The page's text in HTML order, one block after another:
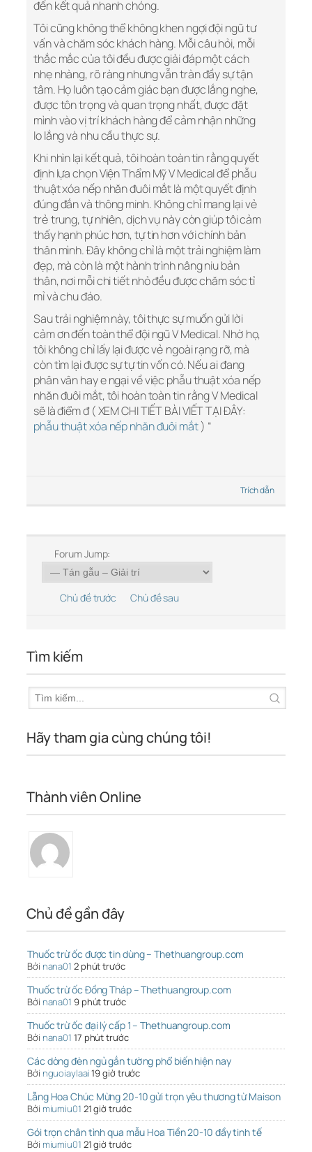
đến kết quả nhanh chóng.
Tôi cũng không thể không khen ngợi đội ngũ tư
vấn và chăm sóc khách hàng. Mỗi câu hỏi, mỗi
thắc mắc của tôi đều được giải đáp một cách
nhẹ nhàng, rõ ràng nhưng vẫn tràn đầy sự tận
tâm. Họ luôn tạo cảm giác bạn được lắng nghe,
được tôn trọng và quan trọng nhất, được đặt
mình vào vị trí khách hàng để cảm nhận những
lo lắng và nhu cầu thực sự.
Khi nhìn lại kết quả, tôi hoàn toàn tin rằng quyết
định lựa chọn Viện Thẩm Mỹ V Medical để phẫu
thuật xóa nếp nhăn đuôi mắt là một quyết định
đúng đắn và thông minh. Không chỉ mang lại vẻ
trẻ trung, tự nhiên, dịch vụ này còn giúp tôi cảm
thấy hạnh phúc hơn, tự tin hơn với chính bản
thân mình. Đây không chỉ là một trải nghiệm làm
đẹp, mà còn là một hành trình nâng niu bản
thân, nơi mỗi chi tiết nhỏ đều được chăm sóc tỉ
mỉ và chu đáo.
Sau trải nghiệm này, tôi thực sự muốn gửi lời
cảm ơn đến toàn thể đội ngũ V Medical. Nhờ họ,
tôi không chỉ lấy lại được vẻ ngoài rạng rỡ, mà
còn tìm lại được sự tự tin vốn có. Nếu ai đang
phân vân hay e ngại về việc phẫu thuật xóa nếp
nhăn đuôi mắt, tôi hoàn toàn tin rằng V Medical
sẽ là điểm đ ( XEM CHI TIẾT BÀI VIẾT TẠI ĐÂY:
phẫu thuật xóa nếp nhăn đuôi mắt) “
Trích dẫn
Forum Jump:
Chủ đề trước Chủ đề sau
Tìm kiếm
Hãy tham gia cùng chúng tôi!
Thành viên Online
Chủ đề gần đây
Thuốc trừ ốc được tin dùng – Thethuangroup.com
Bởi nana01 2 phút trước
Thuốc trừ ốc Đồng Tháp – Thethuangroup.com
Bởi nana01 9 phút trước
Thuốc trừ ốc đại lý cấp 1 – Thethuangroup.com
Bởi nana01 17 phút trước
Các dòng đèn ngủ gắn tường phổ biến hiện nay
Bởi nguoiaylaai19 giờ trước
Lẵng Hoa Chúc Mừng 20-10 gửi trọn yêu thương từ Maison
Bởi miumiu01 21 giờ trước
Gói trọn chân tình qua mẫu Hoa Tiền 20-10 đầy tinh tế
Bởi miumiu01 21 giờ trước